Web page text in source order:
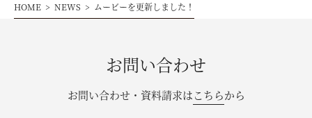
HOME NEWS ムービーを更新しました！
お問い合わせ
お問い合わせ・資料請求はこちらから